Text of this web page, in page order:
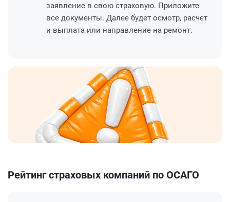
заявление в свою страховую. Приложите
все документы. Далее будет осмотр, расчет
и выплата или направление на ремонт.
Рейтинг страховых компаний по ОСАГО